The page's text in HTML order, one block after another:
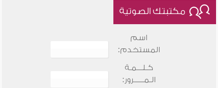
مكتبتك الصوتية
اسم
المستخدم:
كـلـــمـة
الـمـــــرور: